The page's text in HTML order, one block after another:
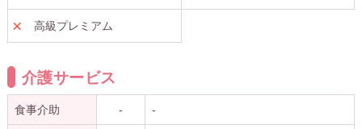
高級プレミアム
介護サービス
食事介助 - -